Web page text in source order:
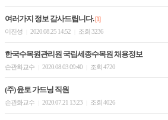
여러가지 정보 감사드립니다.[1]
이진성
2020.08.25 14:52 조회 3236
한국수목원관리원 국립세종수목원 채용정보
손관화교수 2020.08.03 09:40 조회 4720
(주) 윤토 가드닝 직원
손관화교수 2020.07.21 13:23 조회 4026